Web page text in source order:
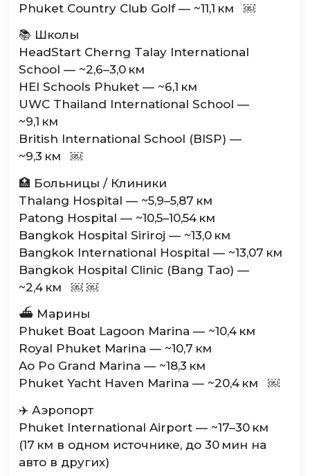
Phuket Country Club Golf — ~11,1 км ￼
📚 Школы
HeadStart Cherng Talay International
School — ~2,6–3,0 км
HEI Schools Phuket — ~6,1 км
UWC Thailand International School —
~9,1 км
British International School (BISP) —
~9,3 км ￼
🏥 Больницы / Клиники
Thalang Hospital — ~5,9–5,87 км
Patong Hospital — ~10,5–10,54 км
Bangkok Hospital Siriroj — ~13,0 км
Bangkok International Hospital — ~13,07 км
Bangkok Hospital Clinic (Bang Tao) —
~2,4 км ￼ ￼
⛴️ Марины
Phuket Boat Lagoon Marina — ~10,4 км
Royal Phuket Marina — ~10,7 км
Ao Po Grand Marina — ~18,3 км
Phuket Yacht Haven Marina — ~20,4 км ￼
✈️ Аэропорт
Phuket International Airport — ~17–30 км
(17 км в одном источнике, до 30 мин на
авто в других)